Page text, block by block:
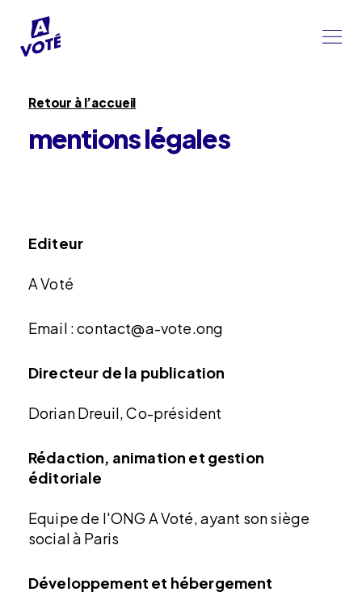
Retour à l’accueil
mentions légales
Editeur
A Voté
Email :contact@a-vote.ong
Directeur de la publication
Dorian Dreuil, Co-président
Rédaction, animation et gestion
éditoriale
Equipe de l'ONGA Voté,ayant son siège
social à Paris
Développement et hébergement